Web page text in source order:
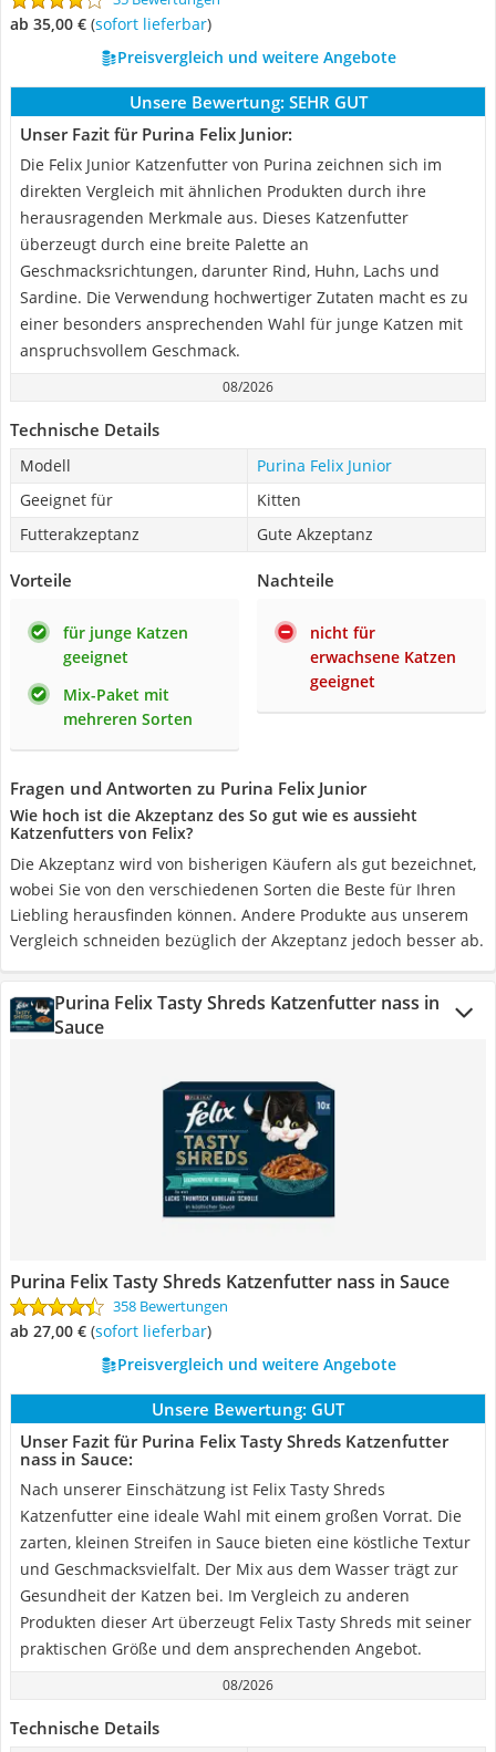
ab 35,00 € ( Sofort lieferbar)
Preisvergleich und weitere Angebote
Unsere Bewertung: SEHR GUT
Unser Fazit für Purina Felix Junior:
Die Felix Junior Katzenfutter von Purina zeichnen sich im
direkten Vergleich mit ähnlichen Produkten durch ihre
herausragenden Merkmale aus. Dieses Katzenfutter
überzeugt durch eine breite Palette an
Geschmacksrichtungen, darunter Rind, Huhn, Lachs und
Sardine. Die Verwendung hochwertiger Zutaten macht es zu
einer besonders ansprechenden Wahl für junge Katzen mit
anspruchsvollem Geschmack.
08/2026
Technische Details
Modell
Purina Felix Junior
Geeignet für
Kitten
Futterakzeptanz
Gute Akzeptanz
Vorteile
für junge Katzen
geeignet
Mix-Paket mit
mehreren Sorten
Nachteile
nicht für
erwachsene Katzen
geeignet
Fragen und Antworten zu Purina Felix Junior
Wie hoch ist die Akzeptanz des So gut wie es aussieht
Katzenfutters von Felix?
Die Akzeptanz wird von bisherigen Käufern als gut bezeichnet,
wobei Sie von den verschiedenen Sorten die Beste für Ihren
Liebling herausfinden können. Andere Produkte aus unserem
Vergleich schneiden bezüglich der Akzeptanz jedoch besser ab.
Purina Felix Tasty Shreds Katzenfutter nass in
Sauce
Purina Felix Tasty Shreds Katzenfutter nass in Sauce
358 Bewertungen
ab 27,00 € ( Sofort lieferbar)
Preisvergleich und weitere Angebote
Unsere Bewertung: GUT
Unser Fazit für Purina Felix Tasty Shreds Katzenfutter
nass in Sauce:
Nach unserer Einschätzung ist Felix Tasty Shreds
Katzenfutter eine ideale Wahl mit einem großen Vorrat. Die
zarten, kleinen Streifen in Sauce bieten eine köstliche Textur
und Geschmacksvielfalt. Der Mix aus dem Wasser trägt zur
Gesundheit der Katzen bei. Im Vergleich zu anderen
Produkten dieser Art überzeugt Felix Tasty Shreds mit seiner
praktischen Größe und dem ansprechenden Angebot.
08/2026
Technische Details